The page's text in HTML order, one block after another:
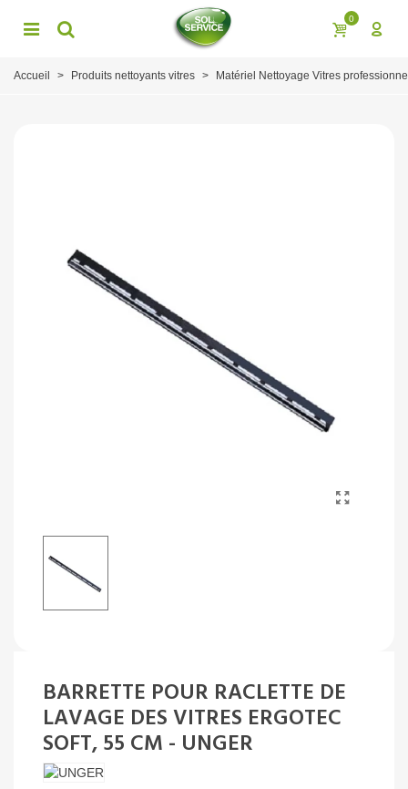
0
Accueil > Produits nettoyants vitres > Matériel Nettoyage Vitres
BARRETTE POUR RACLETTE DE
LAVAGE DES VITRES ERGOTEC
SOFT, 55 CM - UNGER